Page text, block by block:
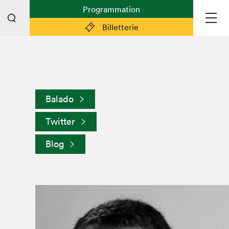
Billetterie
Programmation
Plan du Salon
Planifier sa visite (prix d'entrée,
horaire, info pratiques)
Billetterie: achetez vos billets!
FAQ visiteur·euse·s
Espace médias
Devenir bénévole
Espace exposant·e·s
Balado
Twitter
Blog